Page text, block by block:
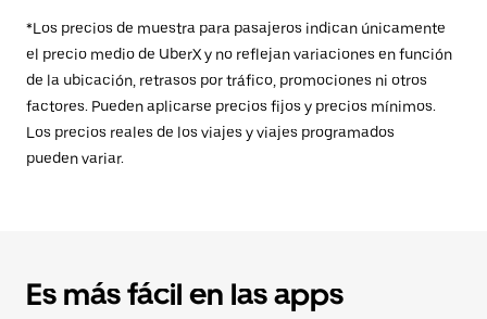
*Los precios de muestra para pasajeros indican únicamente
el precio medio de UberX y no reflejan variaciones en función
de la ubicación, retrasos por tráfico, promociones ni otros
factores. Pueden aplicarse precios fijos y precios mínimos.
Los precios reales de los viajes y viajes programados
pueden variar.
Es más fácil en las apps